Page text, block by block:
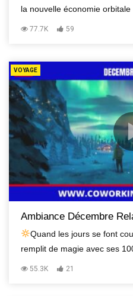
la nouvelle économie orbitale
77.7K 59
VOYAGE
Ambiance Décembre
Quand les jours se font
remplit de magie avec ses
55.3K 21